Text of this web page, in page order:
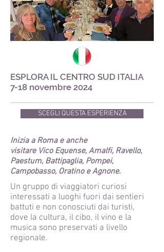
ESPLORA IL CENTRO SUD ITALIA
7-18 novembre 2024
SCEGLI QUESTA ESPERIENZA
Inizia a Roma e anche
visitare Vico Equense, Amalfi, Ravello,
Paestum, Battipaglia, Pompei,
Campobasso, Oratino e Agnone.
Un gruppo di viaggiatori curiosi
interessati a luoghi fuori dai sentieri
battuti e non conosciuti dai turisti,
dove la cultura, il cibo, il vino e la
musica sono preservati a livello
regionale.